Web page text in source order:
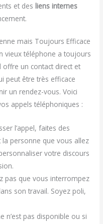
et des liens internes
mais Toujours Efficace
vieux téléphone a toujours
offre un contact direct et
peut être très efficace
un rendez-vous. Voici
appels téléphoniques :
l’appel, faites des
la personne que vous allez
votre discours
pas que vous interrompez
son travail. Soyez poli,
n’est pas disponible ou si